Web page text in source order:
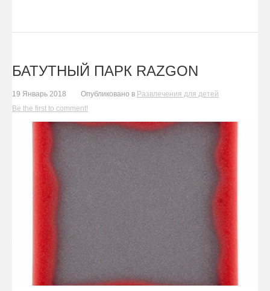
БАТУТНЫЙ ПАРК RAZGON
19 Январь 2018 Опубликовано в Развлечения для детей
Be the first to comment!